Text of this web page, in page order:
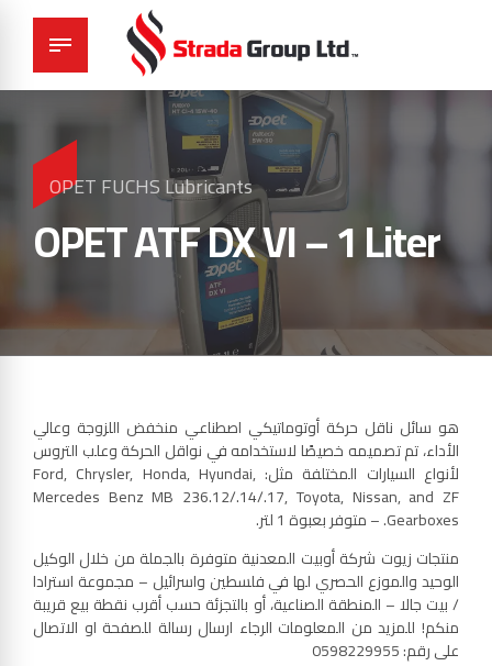
OPET FUCHS Lubricants
OPET ATF DX VI – 1 Liter
هو سائل ناقل حركة أوتوماتيكي اصطناعي منخفض اللزوجة وعالي
الأداء، تم تصميمه خصيصًا لاستخدامه في نواقل الحركة وعلب التروس
لأنواع السيارات المختلفة مثل: Ford, Chrysler, Honda, Hyundai,
Mercedes Benz MB 236.12/.14/.17, Toyota, Nissan, and ZF
Gearboxes. – متوفر بعبوة 1 لتر.
منتجات زيوت شركة أوبيت المعدنية متوفرة بالجملة من خلال الوكيل
الوحيد والموزع الحصري لها في فلسطين واسرائيل – مجموعة استرادا
/ بيت جالا – المنطقة الصناعية، أو بالتجزئة حسب أقرب نقطة بيع قريبة
منكم! للمزيد من المعلومات الرجاء ارسال رسالة للصفحة او الاتصال
على رقم: 0598229955